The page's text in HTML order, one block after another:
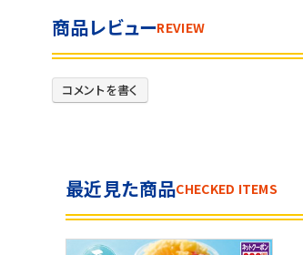
商品レビューREVIEW
コメントを書く
最近見た商品CHECKED ITEMS